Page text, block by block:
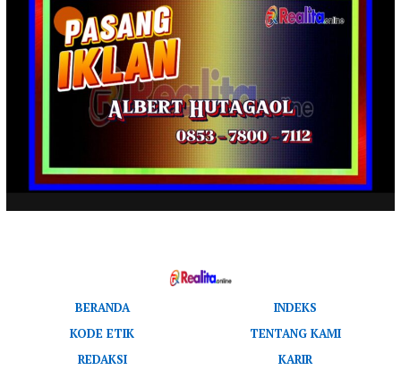
BERANDA
INDEKS
KODE ETIK
TENTANG KAMI
REDAKSI
KARIR